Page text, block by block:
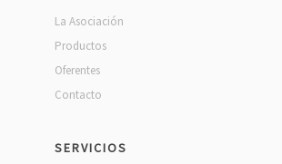
La Asociación
Productos
Oferentes
Contacto
SERVICIOS